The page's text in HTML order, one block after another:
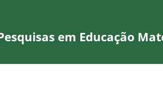
em Educação